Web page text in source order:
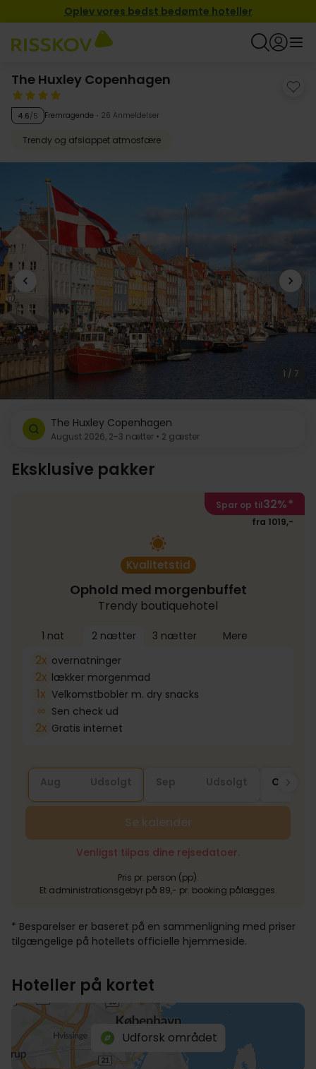
Oplev vores bedst bedømte hoteller
The Huxley Copenhagen
4.6/5 Fremragende 26 Anmeldelser
Trendy og afslappet atmosfære
1 / 7
The Huxley Copenhagen
August 2026, 2-3 nætter • 2 gæster
Eksklusive pakker
Spar op til32%*
fra 1019,-
Kvalitetstid
Ophold med morgenbuffet
Trendy boutiquehotel
1 nat 2 nætter 3 nætter Mere
2x overnatninger
2x lækker morgenmad
1x Velkomstbobler m. dry snacks
∞ Sen check ud
2x Gratis internet
Okt
Se kalender
Venligst tilpas dine rejsedatoer.
Pris pr. person (pp).
Et administrationsgebyr på 89,- pr. booking pålægges.
* Besparelser er baseret på en sammenligning med priser
tilgængelige på hotellets officielle hjemmeside.
Hoteller på kortet
Udforsk området